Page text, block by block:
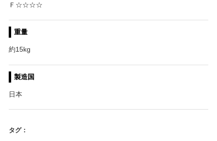
Ｆ☆☆☆☆
重量
約15kg
製造国
日本
タグ：